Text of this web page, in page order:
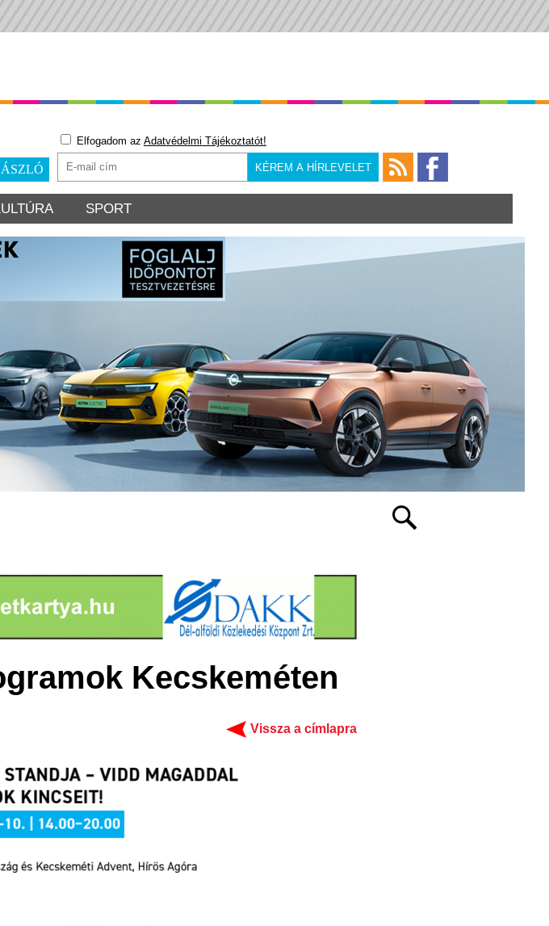
Elfogadom az Adatvédelmi Tájékoztatót!
SPORT
Kecskeméten
Vissza a címlapra